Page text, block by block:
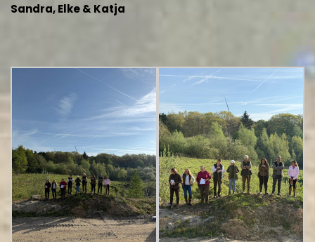
Sandra, Elke & Katja